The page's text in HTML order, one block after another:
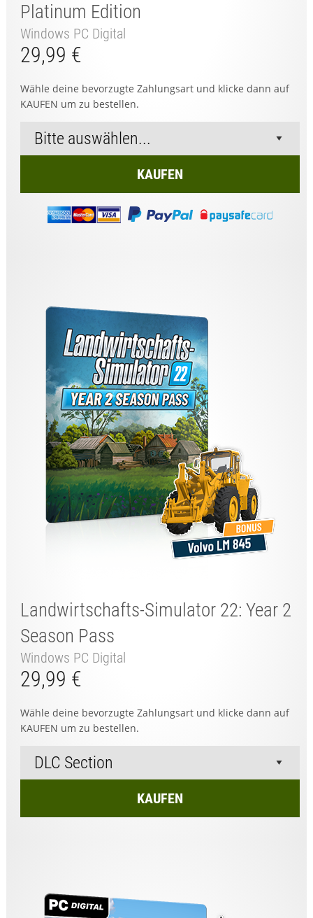
Platinum Edition
Windows PC Digital
29,99 €
Wähle deine bevorzugte Zahlungsart und klicke dann auf
KAUFEN um zu bestellen.
KAUFEN
Landwirtschafts-Simulator 22: Year 2
Season Pass
Windows PC Digital
29,99 €
Wähle deine bevorzugte Zahlungsart und klicke dann auf
KAUFEN um zu bestellen.
KAUFEN